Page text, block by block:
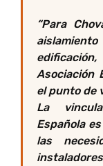
“Para
Asociación
el punto de
La
Española es
las